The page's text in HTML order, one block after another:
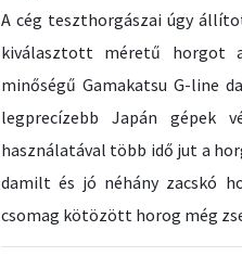
A cég teszthorgászai úgy
kiválasztott méretű horgot
minőségű Gamakatsu G-line
legprecízebb Japán gépek
használatával több idő jut a
damilt és jó néhány zacskó
csomag kötözött horog még